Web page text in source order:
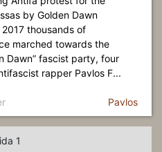
by Golden Dawn
thousands of
marched towards the
Dawn” fascist party, four
rapper Pavlos F...
Pavlos
1